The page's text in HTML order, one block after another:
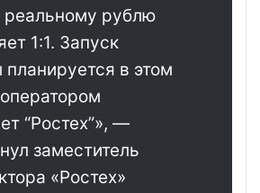
реальному рублю
1:1. Запуск
в этом
“Ростех”», —
заместитель
«Ростех»